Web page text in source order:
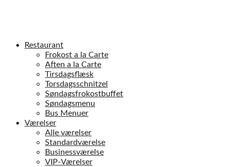
Restaurant
Frokost a la Carte
Aften a la Carte
Tirsdagsflæsk
Torsdagsschnitzel
Søndagsfrokostbuffet
Søndagsmenu
Bus Menuer
Værelser
Alle værelser
Standardværelse
Businessværelse
VIP-Værelser